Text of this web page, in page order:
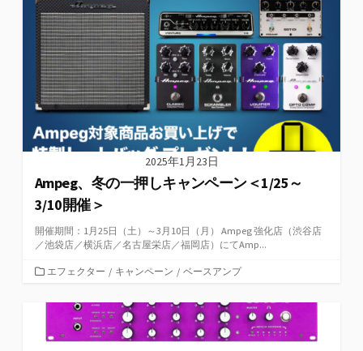
リ
ー
2025年1月23日
Ampeg、冬の一押しキャンペーン＜1/25～
3/10開催＞
開催期間：1月25日（土）～3月10日（月） Ampeg 強化店（渋谷店
／池袋店／横浜店／名古屋栄店／福岡店）にてAmp...
カ
ゴ
エフェクター / キャンペーン / ベースアンプ